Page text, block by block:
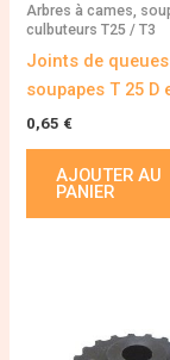
Arbres à cames,
culbuteurs T25 / T3
Joints de
soupapes T 25 D
0,65 €
AJOUTER AU
PANIER